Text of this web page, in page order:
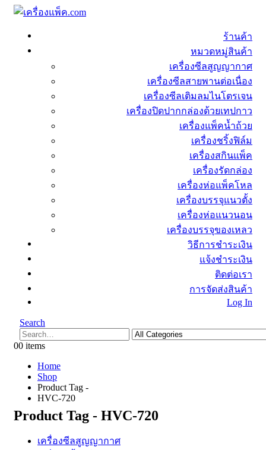
ร้านค้า
หมวดหมู่สินค้า
เครื่องซีลสูญญากาศ
เครื่องซีลสายพานต่อเนื่อง
เครื่องซีลเติมลมไนโตรเจน
เครื่องปิดปากกล่องด้วยเทปกาว
เครื่องแพ็คน้ำถ้วย
เครื่องชริ้งฟิล์ม
เครื่องสกินแพ็ค
เครื่องรัดกล่อง
เครื่องห่อแพ็คโหล
เครื่องบรรจุแนวตั้ง
เครื่องห่อแนวนอน
เครื่องบรรจุของเหลว
วิธีการชำระเงิน
แจ้งชำระเงิน
ติดต่อเรา
การจัดส่งสินค้า
Log In
Search
00 items
Home
Shop
Product Tag -
HVC-720
Product Tag - HVC-720
เครื่องซีลสูญญากาศ